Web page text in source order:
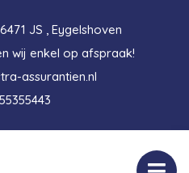
JS , Eygelshoven
wij enkel op afspraak!
assurantien.nl